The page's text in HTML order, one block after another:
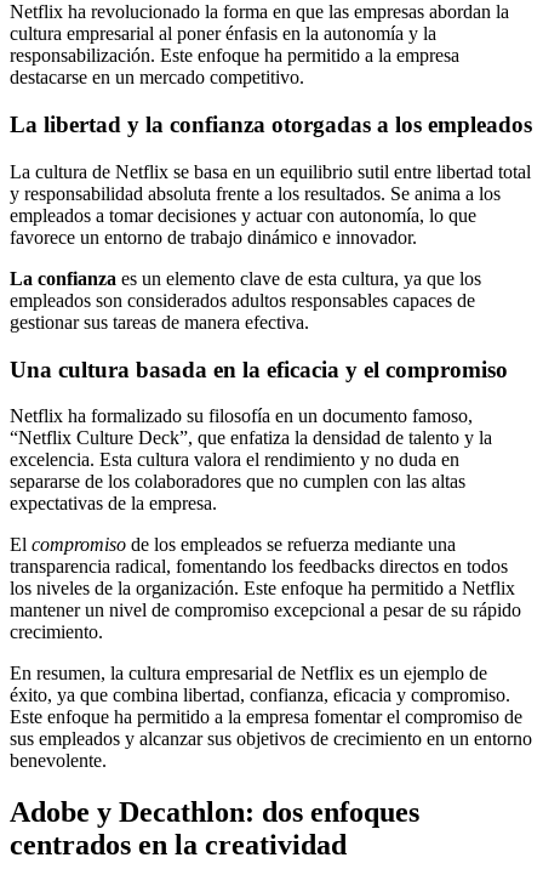
Netflix ha revolucionado la forma en que las empresas abordan la
cultura empresarial al poner énfasis en la autonomía y la
responsabilización. Este enfoque ha permitido a la empresa
destacarse en un mercado competitivo.
La libertad y la confianza otorgadas a los empleados
La cultura de Netflix se basa en un equilibrio sutil entre libertad total
y responsabilidad absoluta frente a los resultados. Se anima a los
empleados a tomar decisiones y actuar con autonomía, lo que
favorece un entorno de trabajo dinámico e innovador.
La confianza es un elemento clave de esta cultura, ya que los
empleados son considerados adultos responsables capaces de
gestionar sus tareas de manera efectiva.
Una cultura basada en la eficacia y el compromiso
Netflix ha formalizado su filosofía en un documento famoso,
“Netflix Culture Deck”, que enfatiza la densidad de talento y la
excelencia. Esta cultura valora el rendimiento y no duda en
separarse de los colaboradores que no cumplen con las altas
expectativas de la empresa.
El compromiso de los empleados se refuerza mediante una
transparencia radical, fomentando los feedbacks directos en todos
los niveles de la organización. Este enfoque ha permitido a Netflix
mantener un nivel de compromiso excepcional a pesar de su rápido
crecimiento.
En resumen, la cultura empresarial de Netflix es un ejemplo de
éxito, ya que combina libertad, confianza, eficacia y compromiso.
Este enfoque ha permitido a la empresa fomentar el compromiso de
sus empleados y alcanzar sus objetivos de crecimiento en un entorno
benevolente.
Adobe y Decathlon: dos enfoques
centrados en la creatividad